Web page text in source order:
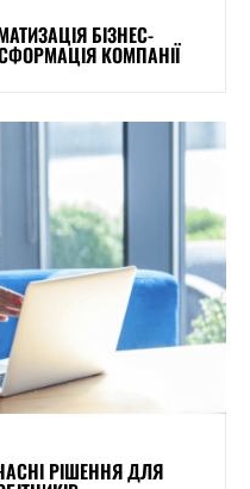
БІЗНЕС-
КОМПАНІЇ
РІШЕННЯ ДЛЯ